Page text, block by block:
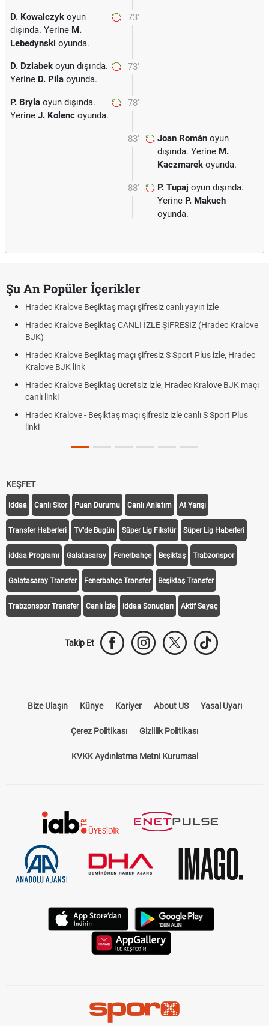
73'
D. Kowalczyk oyun
dışında. Yerine M.
Lebedynski oyunda.
73'
D. Dziabek oyun dışında.
Yerine D. Pila oyunda.
78'
P. Bryla oyun dışında.
Yerine J. Kolenc oyunda.
83' Joan Román oyun
dışında. Yerine M.
Kaczmarek oyunda.
88' P. Tupaj oyun dışında.
Yerine P. Makuch
oyunda.
Şu An Popüler İçerikler
Hradec Kralove Beşiktaş maçı şifresiz canlı yayın izle
Hradec Kralove Beşiktaş CANLI İZLE ŞİFRESİZ (Hradec Kralove
BJK)
Hradec Kralove Beşiktaş maçı şifresiz S Sport Plus izle, Hradec
Kralove BJK link
Hradec Kralove Beşiktaş ücretsiz izle, Hradec Kralove BJK maçı
canlı linki
Hradec Kralove - Beşiktaş maçı şifresiz izle canlı S Sport Plus
linki
KEŞFET
iddaa Canlı Skor Puan Durumu Canlı Anlatım At Yarışı
Transfer Haberleri TV'de Bugün Süper Lig Fikstür Süper Lig Haberleri
iddaa Programı Galatasaray Fenerbahçe Beşiktaş Trabzonspor
Galatasaray Transfer Fenerbahçe Transfer Beşiktaş Transfer
Trabzonspor Transfer Canlı İzle iddaa Sonuçları Aktif Sayaç
Takip Et
Bize Ulaşın Künye Kariyer About US Yasal Uyarı
Çerez Politikası Gizlilik Politikası
KVKK Aydınlatma Metni Kurumsal